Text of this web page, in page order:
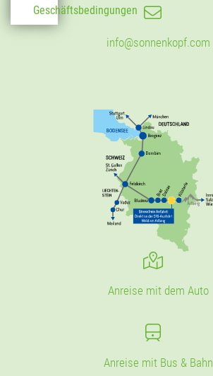
Geschäftsbedingungen
info@sonnenkopf.com
Anreise mit dem Auto
Anreise mit Bus & Bahn